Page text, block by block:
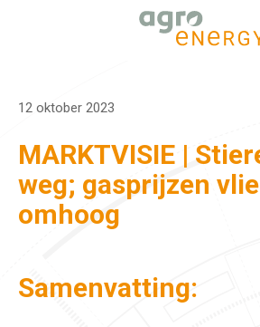
MARKTVISIE |
weg; gasprijzen
omhoog
12 oktober 2023
Samenvatting: